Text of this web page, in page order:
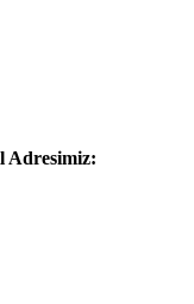
Adresimiz: